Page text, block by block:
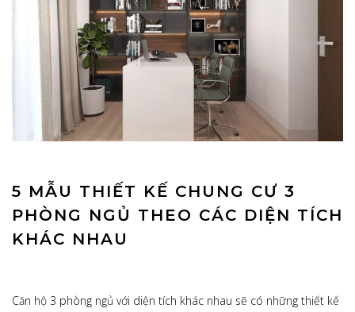
5 MẪU THIẾT KẾ CHUNG CƯ 3
PHÒNG NGỦ THEO CÁC DIỆN TÍCH
KHÁC NHAU
Căn hộ 3 phòng ngủ với diện tích khác nhau sẽ có những thiết kế